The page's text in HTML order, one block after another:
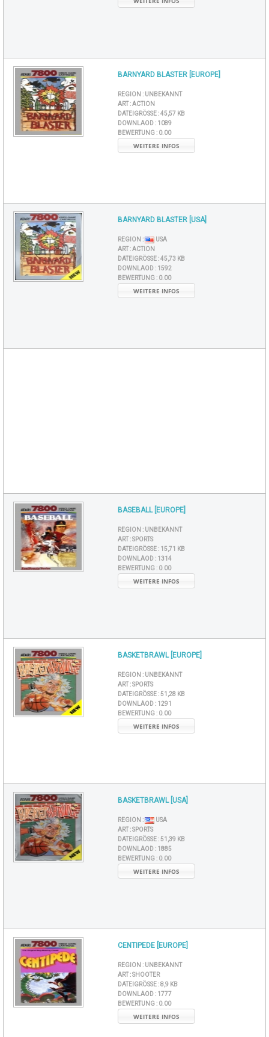
BARNYARD BLASTER [EUROPE]
REGION : UNBEKANNT
ART :ACTION
DATEIGRÖSSE : 45,57 KB
DOWNLAOD : 1089
BEWERTUNG : 0.00
WEITERE INFOS
BARNYARD BLASTER [USA]
REGION :
USA
ART :ACTION
DATEIGRÖSSE : 45,73 KB
DOWNLAOD : 1592
BEWERTUNG : 0.00
WEITERE INFOS
BASEBALL [EUROPE]
REGION : UNBEKANNT
ART :SPORTS
DATEIGRÖSSE : 15,71 KB
DOWNLAOD : 1314
BEWERTUNG : 0.00
WEITERE INFOS
BASKETBRAWL [EUROPE]
REGION : UNBEKANNT
ART :SPORTS
DATEIGRÖSSE : 51,28 KB
DOWNLAOD : 1291
BEWERTUNG : 0.00
WEITERE INFOS
BASKETBRAWL [USA]
REGION :
USA
ART :SPORTS
DATEIGRÖSSE : 51,39 KB
DOWNLAOD : 1885
BEWERTUNG : 0.00
WEITERE INFOS
CENTIPEDE [EUROPE]
REGION : UNBEKANNT
ART :SHOOTER
DATEIGRÖSSE : 8,9 KB
DOWNLAOD : 1777
BEWERTUNG : 0.00
WEITERE INFOS